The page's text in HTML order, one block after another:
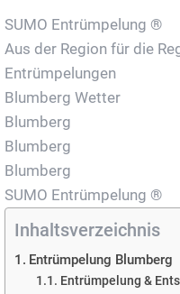
SUMO Entrümpelung ®
Aus der Region für die
Entrümpelungen
Blumberg Wetter
Blumberg
Blumberg
Blumberg
SUMO Entrümpelung ®
Inhaltsverzeichnis
Entrümpelung Blumberg
Entrümpelung &